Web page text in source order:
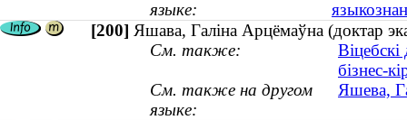
языке:
[200] Яшава, Галіна Арцёмаўна (доктар
См. также:
Віцебскі
бізнес-
См. также на другом
языке:
Яшева,